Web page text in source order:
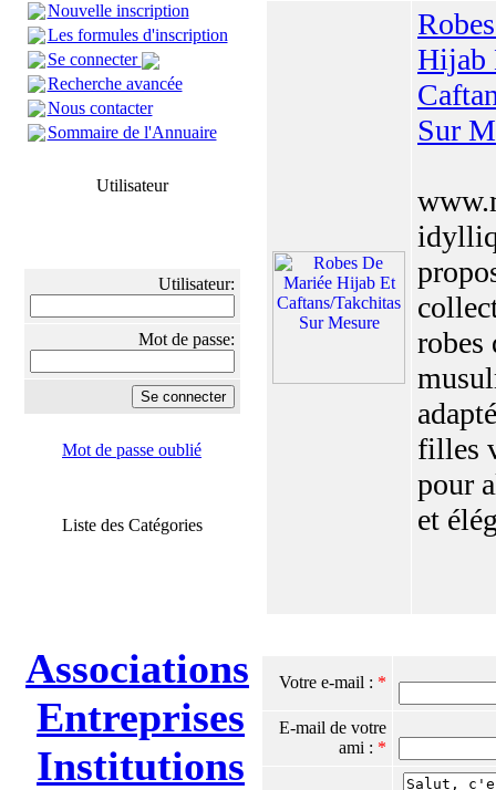
Nouvelle inscription
Les formules d'inscription
Se connecter
Recherche avancée
Nous contacter
Sommaire de l'Annuaire
Utilisateur
Utilisateur:
Mot de passe:
Mot de passe oublié
Liste des Catégories
Associations
Entreprises
Institutions
Hijab
Sur
robes
filles
pour
et
Votre e-mail : *
E-mail de votre
ami : *